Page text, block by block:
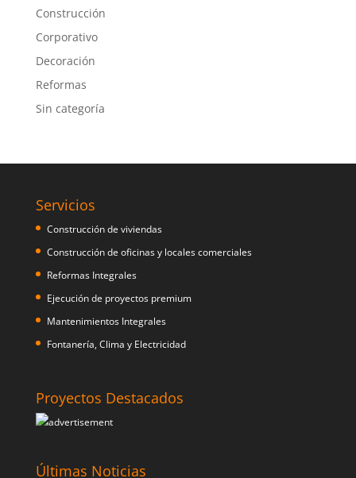
Construcción
Corporativo
Decoración
Reformas
Sin categoría
Servicios
Construcción de viviendas
Construcción de oficinas y locales comerciales
Reformas Integrales
Ejecución de proyectos premium
Mantenimientos Integrales
Fontanería, Clima y Electricidad
Proyectos Destacados
Últimas Noticias